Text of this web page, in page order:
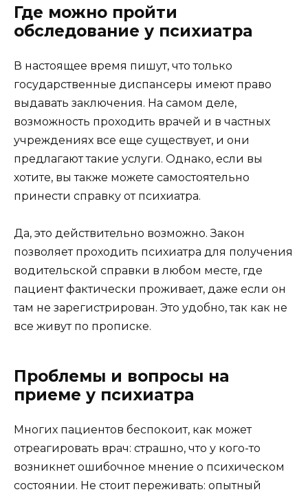
Где можно пройти
обследование у психиатра
В настоящее время пишут, что только
государственные диспансеры имеют право
выдавать заключения. На самом деле,
возможность проходить врачей и в частных
учреждениях все еще существует, и они
предлагают такие услуги. Однако, если вы
хотите, вы также можете самостоятельно
принести справку от психиатра.
Да, это действительно возможно. Закон
позволяет проходить психиатра для получения
водительской справки в любом месте, где
пациент фактически проживает, даже если он
там не зарегистрирован. Это удобно, так как не
все живут по прописке.
Проблемы и вопросы на
приеме у психиатра
Многих пациентов беспокоит, как может
отреагировать врач: страшно, что у кого-то
возникнет ошибочное мнение о психическом
состоянии. Не стоит переживать: опытный